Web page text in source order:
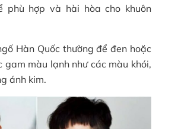
phù hợp và hài hòa cho khuôn
Hàn Quốc thường để đen hoặc
gam màu lạnh như các màu khói,
ánh kim.